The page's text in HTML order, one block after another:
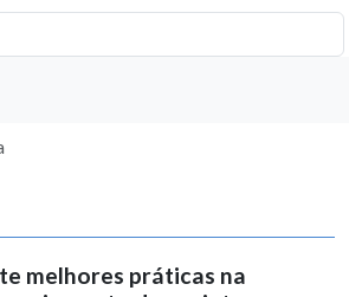
melhores práticas na